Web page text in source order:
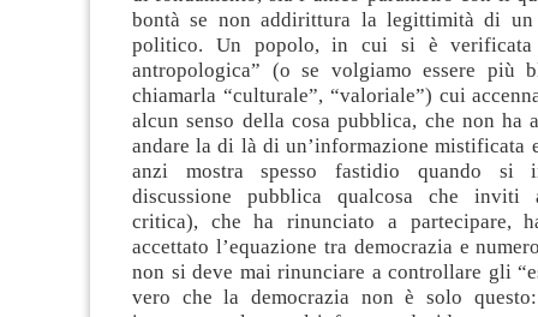
bontà se non addirittura la legittimità di un
politico. Un popolo, in cui si è verificata
antropologica” (o se volgiamo essere più
chiamarla “culturale”, “valoriale”) cui
alcun senso della cosa pubblica, che non ha
andare la di là di un’informazione mistificata
anzi mostra spesso fastidio quando si
discussione pubblica qualcosa che inviti
critica), che ha rinunciato a partecipare,
accettato l’equazione tra democrazia e
non si deve mai rinunciare a controllare gli
vero che la democrazia non è solo